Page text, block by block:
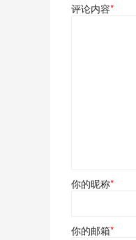
评论内容*
你的昵称*
你的邮箱*